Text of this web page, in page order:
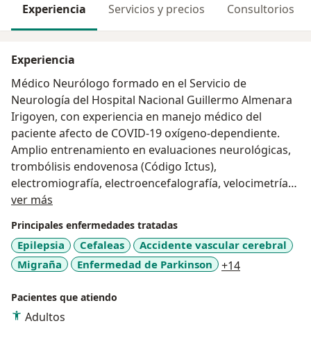
Experiencia Servicios y precios Consultorios
Experiencia
Médico Neurólogo formado en el Servicio de
Neurología del Hospital Nacional Guillermo Almenara
Irigoyen, con experiencia en manejo médico del
paciente afecto de COVID-19 oxígeno-dependiente.
Amplio entrenamiento en evaluaciones neurológicas,
trombólisis endovenosa (Código Ictus),
electromiografía, electroencefalografía, velocimetría
doppler, punción lumbar diagnóstica e interpretación
pacientes neurológicos y rastreo de contactos COVID-
19. Tratamiento coadyuvante de enfermedades
neurológicas de difícil manejo con fármacos
ver más
Principales enfermedades tratadas
Epilepsia Cefaleas
Accidente vascular cerebral
Migraña
Enfermedad de Parkinson +14
Pacientes que atiendo
Adultos